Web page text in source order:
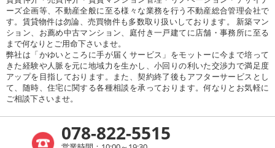
ーズ企画等、不動産全般に至る様々な業務を行う不動産総合管理会社で
す。賃貸物件は勿論、売買物件も多数取り扱いしております。 新築マン
ション、お薦め中古マンション、庭付き一戸建てに店舗・事務所に至る
まで何なりとご用命下さいませ。
弊社は「かゆいところに手が届くサービス」をモットーに今まで培って
きた経験や人脈を元に地域力を生かし、小回りの利いた交渉力で満足度
アップを目指しております。また、契約終了後もアフターサービスとし
て、随時、住宅に関する各種相談を承っております。何なりとお気軽に
ご相談下さいませ。
078-822-5515